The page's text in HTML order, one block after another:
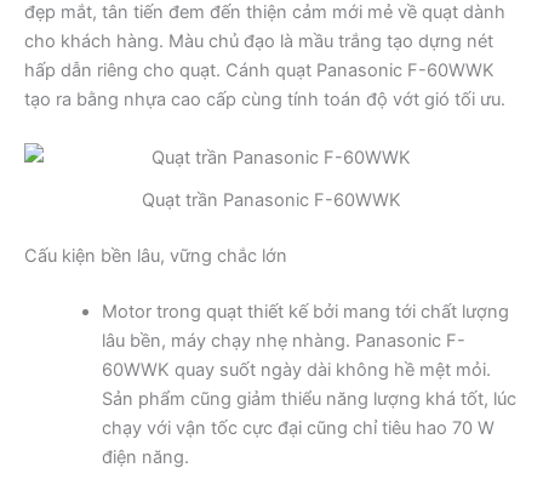
đẹp mắt, tân tiến đem đến thiện cảm mới mẻ về quạt dành
cho khách hàng. Màu chủ đạo là mầu trắng tạo dựng nét
hấp dẫn riêng cho quạt. Cánh quạt Panasonic F-60WWK
tạo ra bằng nhựa cao cấp cùng tính toán độ vớt gió tối ưu.
Quạt trần Panasonic F-60WWK
Cấu kiện bền lâu, vững chắc lớn
Motor trong quạt thiết kế bởi mang tới chất lượng
lâu bền, máy chạy nhẹ nhàng. Panasonic F-
60WWK quay suốt ngày dài không hề mệt mỏi.
Sản phẩm cũng giảm thiểu năng lượng khá tốt, lúc
chạy với vận tốc cực đại cũng chỉ tiêu hao 70 W
điện năng.